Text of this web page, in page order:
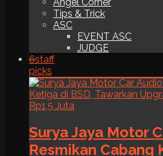
Tips & Trick
ASC
EVENT ASC
JUDGE
6staff
picks
Surya Jaya Motor
Resmikan Cabang